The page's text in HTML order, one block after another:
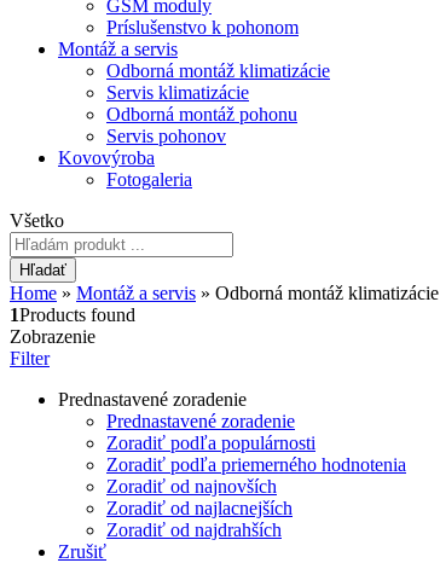
GSM moduly
Príslušenstvo k pohonom
Montáž a servis
Odborná montáž klimatizácie
Servis klimatizácie
Odborná montáž pohonu
Servis pohonov
Kovovýroba
Fotogaleria
Všetko
Hľadať
Home » Montáž a servis » Odborná montáž klimatizácie
1Products found
Zobrazenie
Filter
Prednastavené zoradenie
Prednastavené zoradenie
Zoradiť podľa populárnosti
Zoradiť podľa priemerného hodnotenia
Zoradiť od najnovších
Zoradiť od najlacnejších
Zoradiť od najdrahších
Zrušiť